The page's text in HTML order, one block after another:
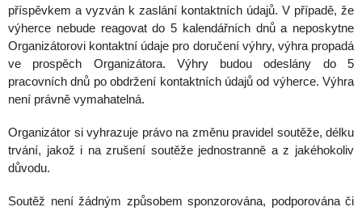
příspěvkem a vyzván k zaslání kontaktních údajů. V případě, že
výherce nebude reagovat do 5 kalendářních dnů a neposkytne
Organizátorovi kontaktní údaje pro doručení výhry, výhra propadá
ve prospěch Organizátora. Výhry budou odeslány do 5
pracovních dnů po obdržení kontaktních údajů od výherce. Výhra
není právně vymahatelná.
Organizátor si vyhrazuje právo na změnu pravidel soutěže, délku
trvání, jakož i na zrušení soutěže jednostranně a z jakéhokoliv
důvodu.
Soutěž není žádným způsobem sponzorována, podporována či